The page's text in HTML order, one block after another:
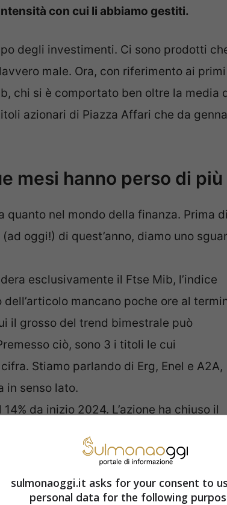
con cui li abbiamo gestiti.
degli investimenti. Ci sono prodotti
male. Ora, con riferimento ai primi
chi si è comportato ben oltre la media
azionari di Piazza Affari che da
mesi hanno perso di più
nel mondo della finanza. Prima di
oggi!) di quest’anno, diamo uno
esclusivamente il Ftse Mib, l’indice
mancano poche ore al
il grosso del trend bimestrale può
ciò, sono 3 i titoli le cui
Stiamo parlando di Erg, Enel e A2A,
in senso lato.
da inizio 2024. L’azione ha chiuso il
di mano sul mercato al prezzo di
12,69% in due mesi. Qui il prezzo si è
5,89 €. Infine, ecco A2A, che
in 60 giorni di calendario civile
sulmonaoggi.it asks for your consent to
personal data for the following